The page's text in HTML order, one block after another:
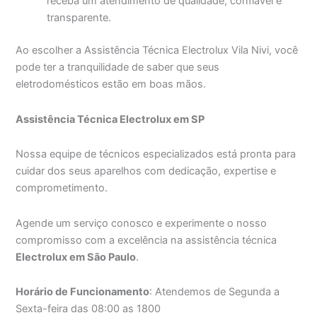
transparente.
Ao escolher a Assistência Técnica Electrolux Vila Nivi, você
pode ter a tranquilidade de saber que seus
eletrodomésticos estão em boas mãos.
Assistência Técnica Electrolux em SP
Nossa equipe de técnicos especializados está pronta para
cuidar dos seus aparelhos com dedicação, expertise e
comprometimento.
Agende um serviço conosco e experimente o nosso
compromisso com a excelência na assistência técnica
Electrolux em São Paulo.
Horário de Funcionamento: Atendemos de Segunda a
Sexta-feira das 08:00 as 1800